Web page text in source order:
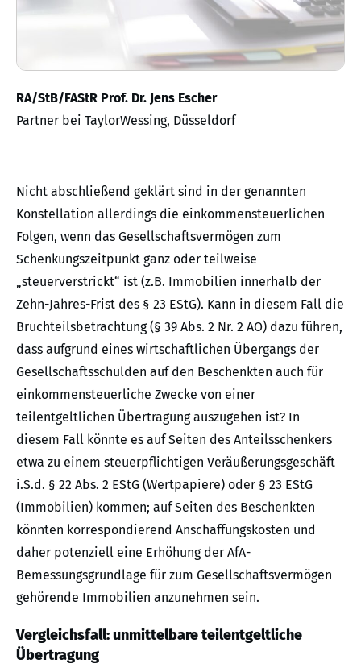
RA/StB/FAStR Prof. Dr. Jens Escher
Partner bei TaylorWessing, Düsseldorf
Nicht abschließend geklärt sind in der genannten
Konstellation allerdings die einkommensteuerlichen
Folgen, wenn das Gesellschaftsvermögen zum
Schenkungszeitpunkt ganz oder teilweise
„steuerverstrickt“ ist (z.B. Immobilien innerhalb der
Zehn-Jahres-Frist des § 23 EStG). Kann in diesem Fall die
Bruchteilsbetrachtung (§ 39 Abs. 2 Nr. 2 AO) dazu führen,
dass aufgrund eines wirtschaftlichen Übergangs der
Gesellschaftsschulden auf den Beschenkten auch für
einkommensteuerliche Zwecke von einer
teilentgeltlichen Übertragung auszugehen ist? In
diesem Fall könnte es auf Seiten des Anteilsschenkers
etwa zu einem steuerpflichtigen Veräußerungsgeschäft
i.S.d. § 22 Abs. 2 EStG (Wertpapiere) oder § 23 EStG
(Immobilien) kommen; auf Seiten des Beschenkten
könnten korrespondierend Anschaffungskosten und
daher potenziell eine Erhöhung der AfA-
Bemessungsgrundlage für zum Gesellschaftsvermögen
gehörende Immobilien anzunehmen sein.
Vergleichsfall: unmittelbare teilentgeltliche
Übertragung